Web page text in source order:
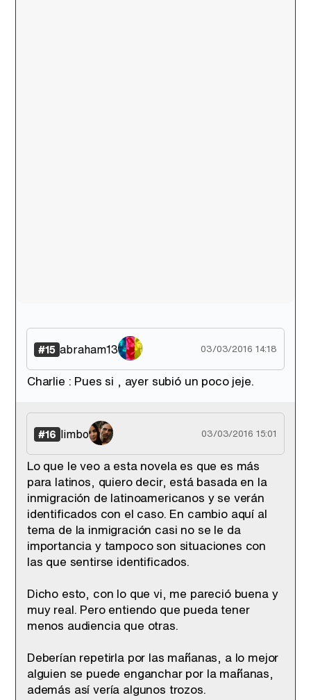
#15 abraham13 03/03/2016 14:18
Charlie : Pues si , ayer subió un poco jeje.
#16 limbo 03/03/2016 15:01
Lo que le veo a esta novela es que es más
para latinos, quiero decir, está basada en la
inmigración de latinoamericanos y se verán
identificados con el caso. En cambio aquí al
tema de la inmigración casi no se le da
importancia y tampoco son situaciones con
las que sentirse identificados.
Dicho esto, con lo que vi, me pareció buena y
muy real. Pero entiendo que pueda tener
menos audiencia que otras.
Deberían repetirla por las mañanas, a lo mejor
alguien se puede enganchar por la mañanas,
además así vería algunos trozos.